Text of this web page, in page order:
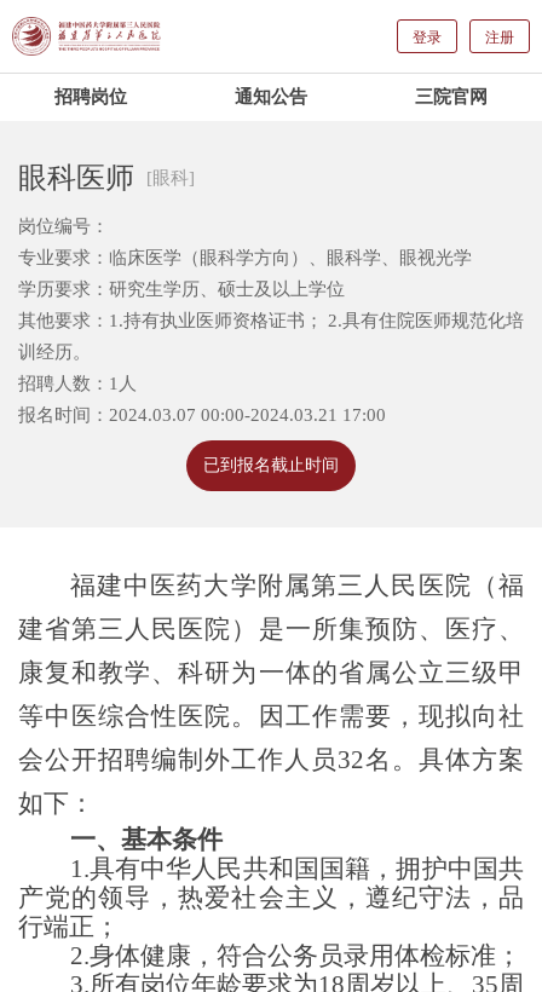
招聘岗位 通知公告 三院官网
登录 注册
眼科医师 [眼科]
岗位编号：
专业要求：临床医学（眼科学方向）、眼科学、眼视光学
学历要求：研究生学历、硕士及以上学位
其他要求：1.持有执业医师资格证书； 2.具有住院医师规范化培
训经历。
招聘人数：1人
报名时间：2024.03.07 00:00-2024.03.21 17:00
已到报名截止时间
福建中医药大学附属第三人民医院（福
建省第三人民医院）是一所集预防、医疗、
康复和教学、科研为一体的省属公立三级甲
等中医综合性医院。
因工作需要，现拟向社
会公开招聘编制外工作人员32名 。具体方案
如下：
一、基本条件
1.具有中华人民共和国国籍，拥护中国共
产党的领导，热爱社会主义，遵纪守法，品
行端正；
2.身体健康，符合公务员录用体检标准；
3.所有岗位年龄要求为18周岁以上、35周